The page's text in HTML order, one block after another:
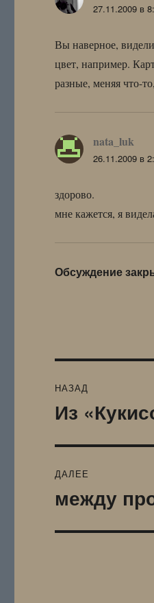
27.11.2009 в
Вы наверное,
цвет, например.
разные, меняя что-
nata_luk
26.11.2009 в
здорово.
мне кажется, я
Обсуждение
по
НАЗАД
Предыдущая
Из
ДАЛЕЕ
Следующая
между